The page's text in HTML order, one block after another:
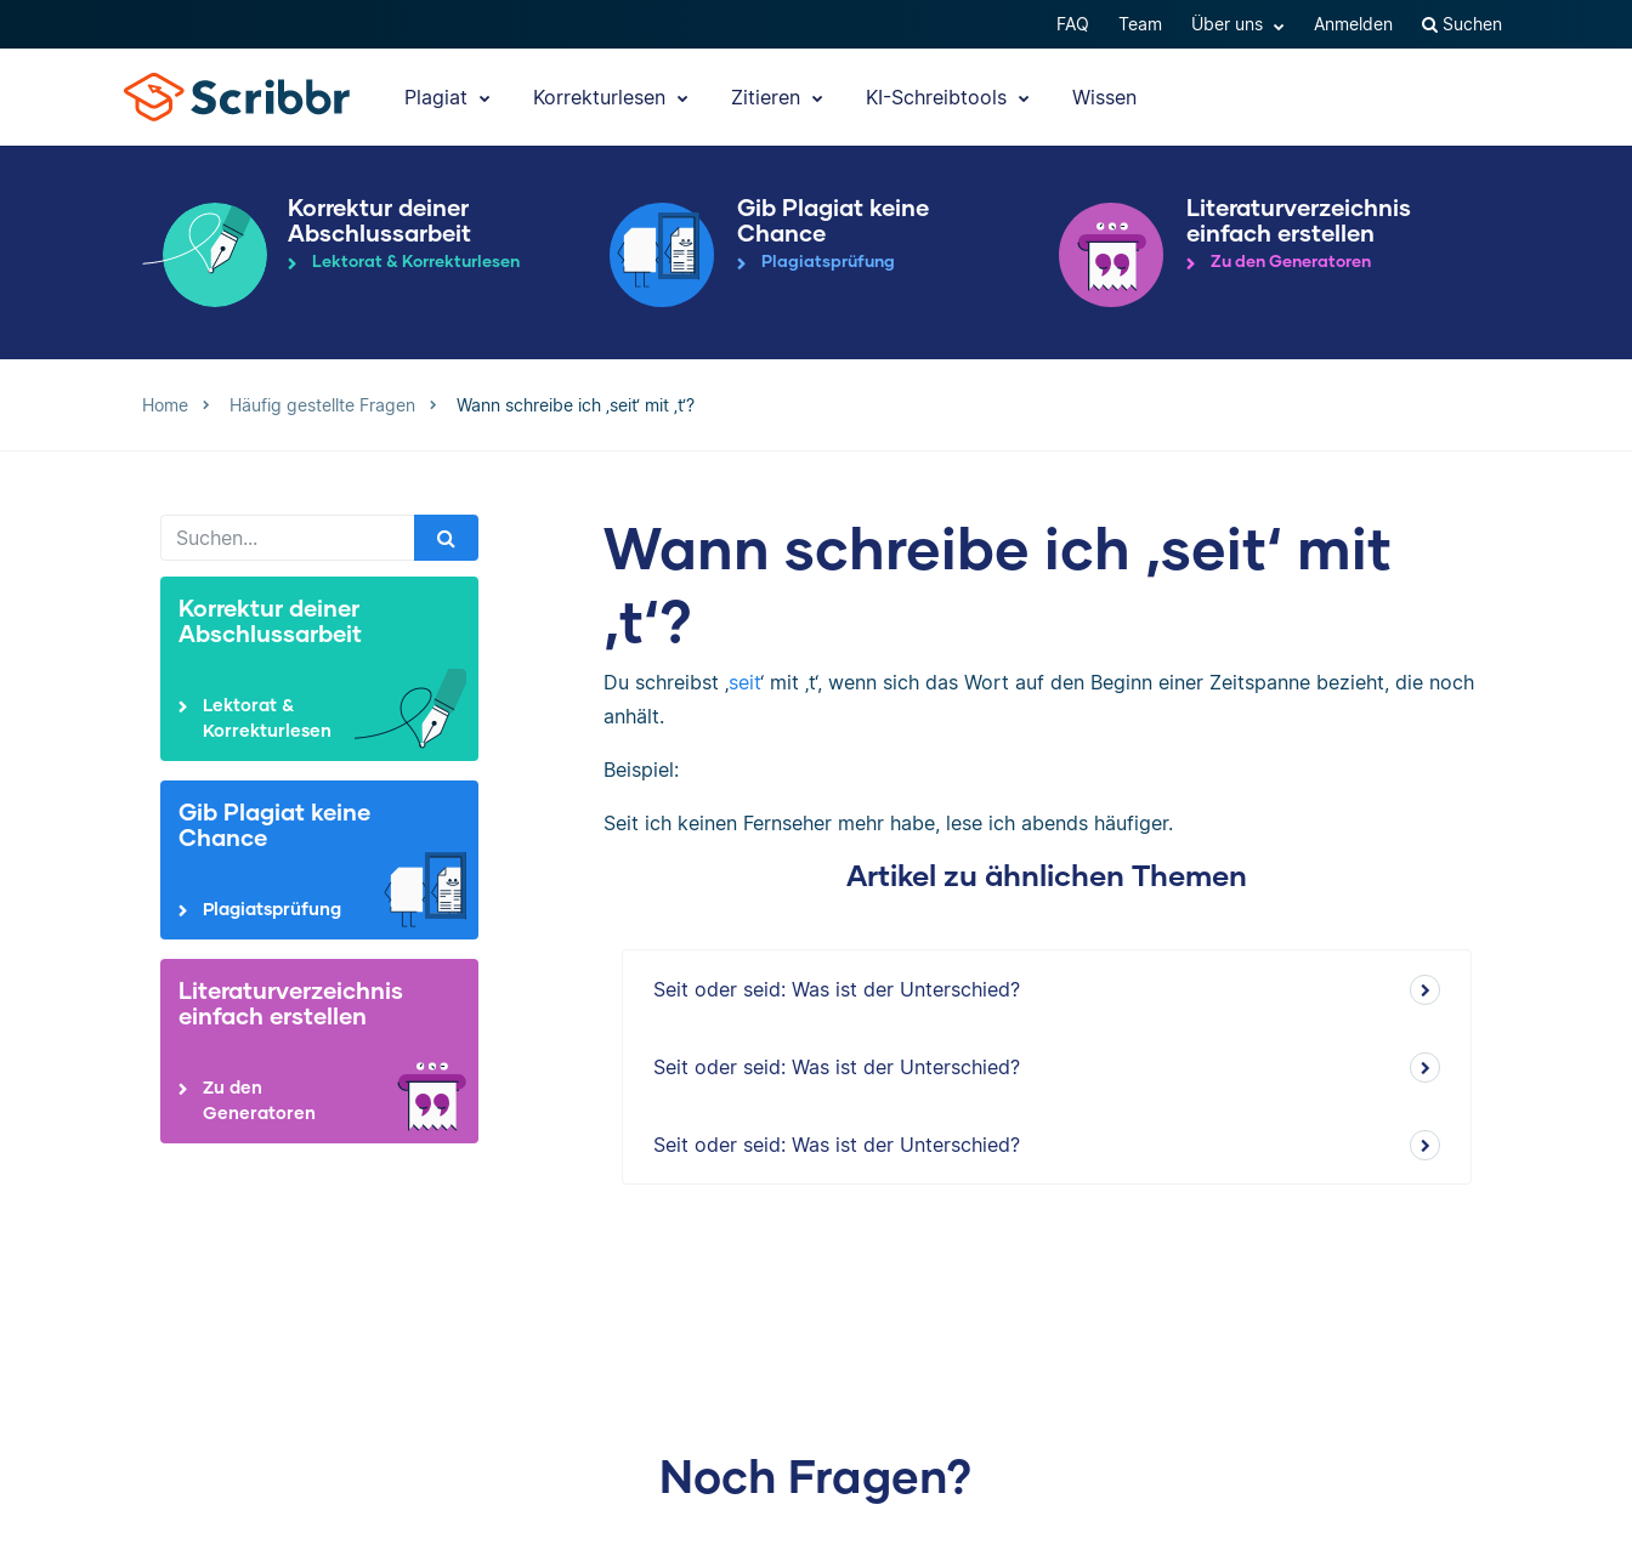
FAQ Team Über uns Anmelden Suchen
Plagiat Korrekturlesen Zitieren KI-Schreibtools Wissen
Korrektur deiner
Abschlussarbeit
Lektorat & Korrekturlesen
Gib Plagiat keine
Chance
Plagiatsprüfung
Literaturverzeichnis
einfach erstellen
Zu den Generatoren
Home Häufig gestellte Fragen Wann schreibe ich ‚seit‘ mit ‚t‘?
Korrektur deiner
Abschlussarbeit
Lektorat &
Korrekturlesen
Gib Plagiat keine
Chance
Plagiatsprüfung
Literaturverzeichnis
einfach erstellen
Zu den
Generatoren
Wann schreibe ich ‚seit‘ mit
‚t‘?
Du schreibst ‚seit‘ mit ‚t‘, wenn sich das Wort auf den Beginn einer Zeitspanne bezieht, die noch
anhält.
Beispiel:
Seit ich keinen Fernseher mehr habe, lese ich abends häufiger.
Artikel zu ähnlichen Themen
Seit oder seid: Was ist der Unterschied?
Seit oder seid: Was ist der Unterschied?
Seit oder seid: Was ist der Unterschied?
Noch Fragen?